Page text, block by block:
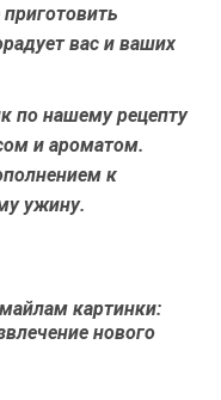
вас и ваших
по нашему рецепту
и ароматом.
к
ужину.
картинки:
нового